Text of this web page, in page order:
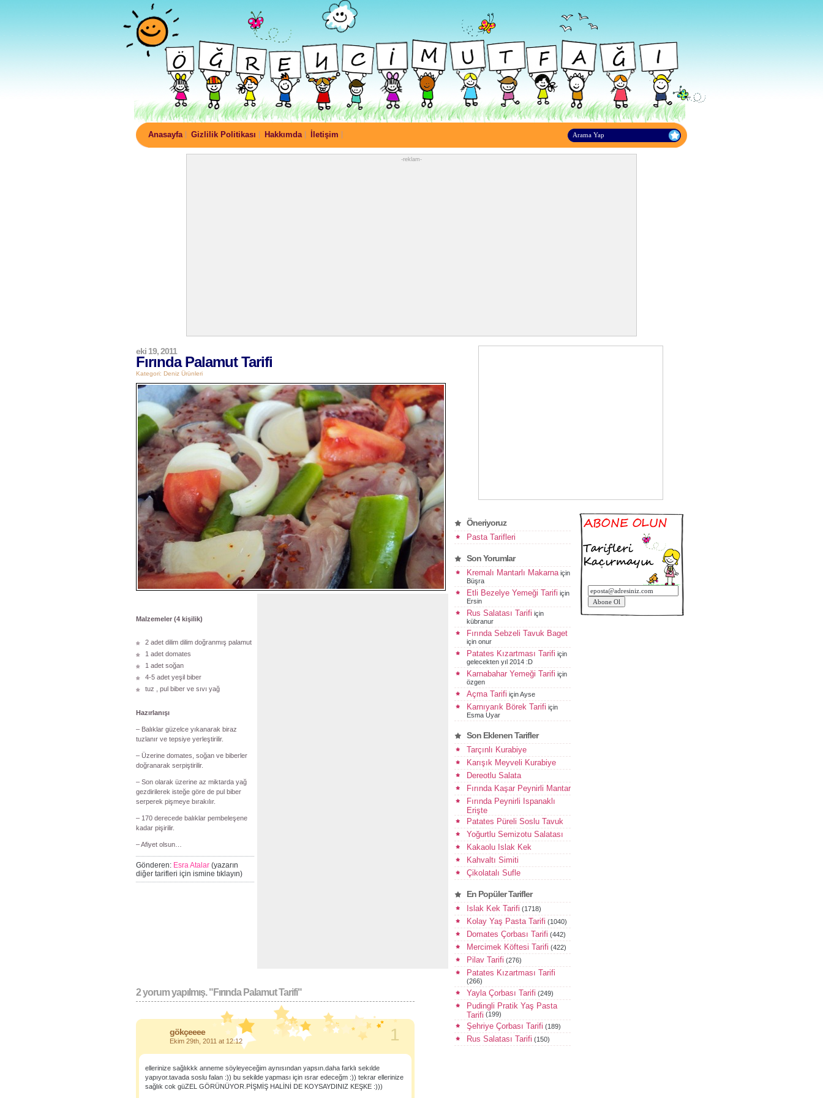
Anasayfa Gizlilik Politikası Hakkımda İletişim
-reklam-
Fırında Palamut Tarifi
eki 19, 2011
Kategori: Deniz Ürünleri
Malzemeler (4 kişilik)
2 adet dilim dilim doğranmış palamut
1 adet domates
1 adet soğan
4-5 adet yeşil biber
tuz , pul biber ve sıvı yağ
Hazırlanışı
– Balıklar güzelce yıkanarak biraz
tuzlanır ve tepsiye yerleştirilir.
– Üzerine domates, soğan ve biberler
doğranarak serpiştirilir.
– Son olarak üzerine az miktarda yağ
gezdirilerek isteğe göre de pul biber
serperek pişmeye bırakılır.
– 170 derecede balıklar pembeleşene
kadar pişirilir.
– Afiyet olsun…
Gönderen: Esra Atalar (yazarın
diğer tarifleri için ismine tıklayın)
2 yorum yapılmış. "Fırında Palamut Tarifi"
gökçeeee
Ekim 29th, 2011 at 12:12 1
ellerinize sağlıkkk anneme söyleyeceğim aynısından yapsın.daha farklı sekılde
yapıyor.tavada soslu falan :)) bu sekilde yapması için ısrar edeceğm :)) tekrar ellerinize
sağlık cok güZEL GÖRÜNÜYOR.PİŞMİŞ HALİNİ DE KOYSAYDINIZ KEŞKE :)))
Öneriyoruz
Pasta Tarifleri
Son Yorumlar
Kremalı Mantarlı Makarna için
Büşra
Etli Bezelye Yemeği Tarifi için
Ersin
Rus Salatası Tarifi için
kübranur
Fırında Sebzeli Tavuk Baget
için onur
Patates Kızartması Tarifi için
gelecekten yıl 2014 :D
Karnabahar Yemeği Tarifi için
özgen
Açma Tarifi içinAyse
Karnıyarık Börek Tarifi için
Esma Uyar
Son Eklenen Tarifler
Tarçınlı Kurabiye
Karışık Meyveli Kurabiye
Dereotlu Salata
Fırında Kaşar Peynirli Mantar
Fırında Peynirli Ispanaklı
Erişte
Patates Püreli Soslu Tavuk
Yoğurtlu Semizotu Salatası
Kakaolu Islak Kek
Kahvaltı Simiti
Çikolatalı Sufle
En Popüler Tarifler
Islak Kek Tarifi (1718)
Kolay Yaş Pasta Tarifi (1040)
Domates Çorbası Tarifi (442)
Mercimek Köftesi Tarifi (422)
Pilav Tarifi (276)
Patates Kızartması Tarifi
(266)
Yayla Çorbası Tarifi (249)
Pudingli Pratik Yaş Pasta
Tarifi (199)
Şehriye Çorbası Tarifi (189)
Rus Salatası Tarifi (150)